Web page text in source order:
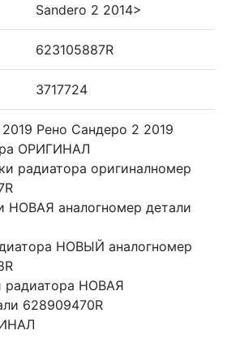
Sandero 2 2014>
623105887R
3717724
Рено Сандеро 2 2019
ОРИГИНАЛ
радиатора оригиналномер
НОВАЯ аналогномер детали
НОВЫЙ аналогномер
радиатора НОВАЯ
628909470R